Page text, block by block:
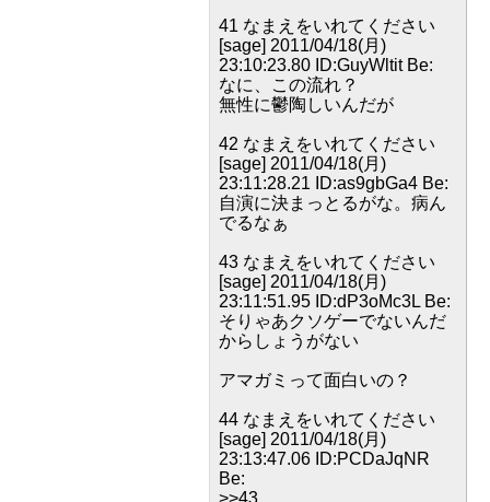
41 なまえをいれてください
[sage] 2011/04/18(月)
23:10:23.80 ID:GuyWltit Be:
なに、この流れ？
無性に鬱陶しいんだが
42 なまえをいれてください
[sage] 2011/04/18(月)
23:11:28.21 ID:as9gbGa4 Be:
自演に決まっとるがな。病ん
でるなぁ
43 なまえをいれてください
[sage] 2011/04/18(月)
23:11:51.95 ID:dP3oMc3L Be:
そりゃあクソゲーでないんだ
からしょうがない
アマガミって面白いの？
44 なまえをいれてください
[sage] 2011/04/18(月)
23:13:47.06 ID:PCDaJqNR
Be:
>>43